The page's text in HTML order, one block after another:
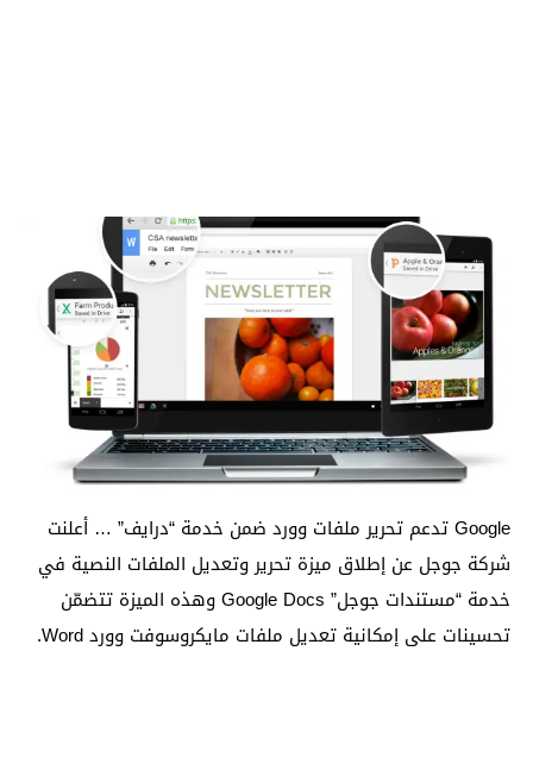
Google تدعم تحرير ملفات وورد ضمن خدمة “درايف” … أعلنت
شركة جوجل عن إطلاق ميزة تحرير وتعديل الملفات النصية في
خدمة “مستندات جوجل” Google Docs وهذه الميزة تتضمّن
تحسينات على إمكانية تعديل ملفات مايكروسوفت وورد Word.